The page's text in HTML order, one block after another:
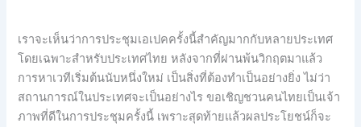
เราจะเห็นว่าการประชุมเอเปคครั้งนี้สำคัญมากกับหลายประเทศ
โดยเฉพาะสำหรับประเทศไทย หลังจากที่ผ่านพ้นวิกฤตมาแล้ว
การหาเวทีเริ่มต้นนับหนึ่งใหม่ เป็นสิ่งที่ต้องทำเป็นอย่างยิ่ง ไม่ว่า
สถานการณ์ในประเทศจะเป็นอย่างไร ขอเชิญชวนคนไทยเป็นเจ้า
ภาพที่ดีในการประชุมครั้งนี้ เพราะสุดท้ายแล้วผลประโยชน์ก็จะ